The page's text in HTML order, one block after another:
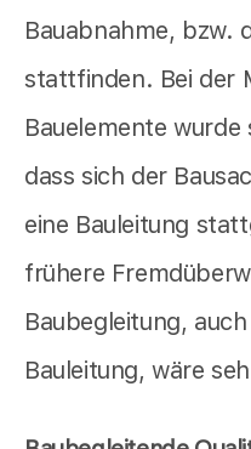
Bauabnahme, bzw.
stattfinden. Bei der
Bauelemente
dass sich der
eine Bauleitung
frühere
Baubegleitung,
Bauleitung, wäre